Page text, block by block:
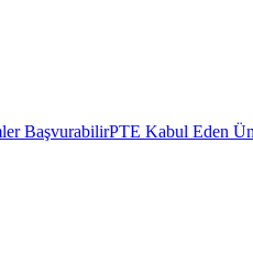
BaşvurabilirPTE Kabul Eden